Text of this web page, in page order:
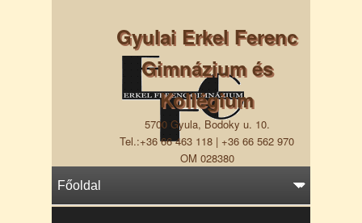
Gyulai Erkel Ferenc
Gimnázium és
Kollégium
5700 Gyula, Bodoky u. 10.
Tel.:+36 66 463 118 | +36 66 562 970
OM 028380